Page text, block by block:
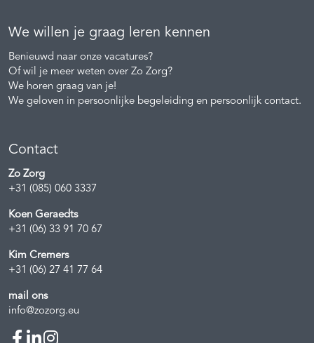
We willen je graag leren kennen
Benieuwd naar onze vacatures?
Of wil je meer weten over Zo Zorg?
We horen graag van je!
We geloven in persoonlijke begeleiding en persoonlijk contact.
Contact
Zo Zorg
+31 (085) 060 3337
Koen Geraedts
+31 (06) 33 91 70 67
Kim Cremers
+31 (06) 27 41 77 64
mail ons
info@zozorg.eu